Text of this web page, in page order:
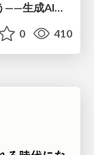
そこに3びきプロダクトがいるじゃろう——生成AI時代における“価値が届かない理由”の構造
0 410